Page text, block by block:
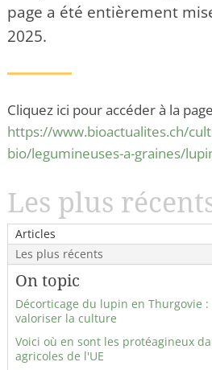
page a été entièrement
2025.
Cliquez ici pour accéder à la
https://www.bioactualites.ch/
bio/legumineuses-a-graines/
Les plus
Articles
Les plus récents
On topic
Décorticage du lupin en Thurgovie
valoriser la culture
Voici où en sont les protéagineux
agricoles de l'UE